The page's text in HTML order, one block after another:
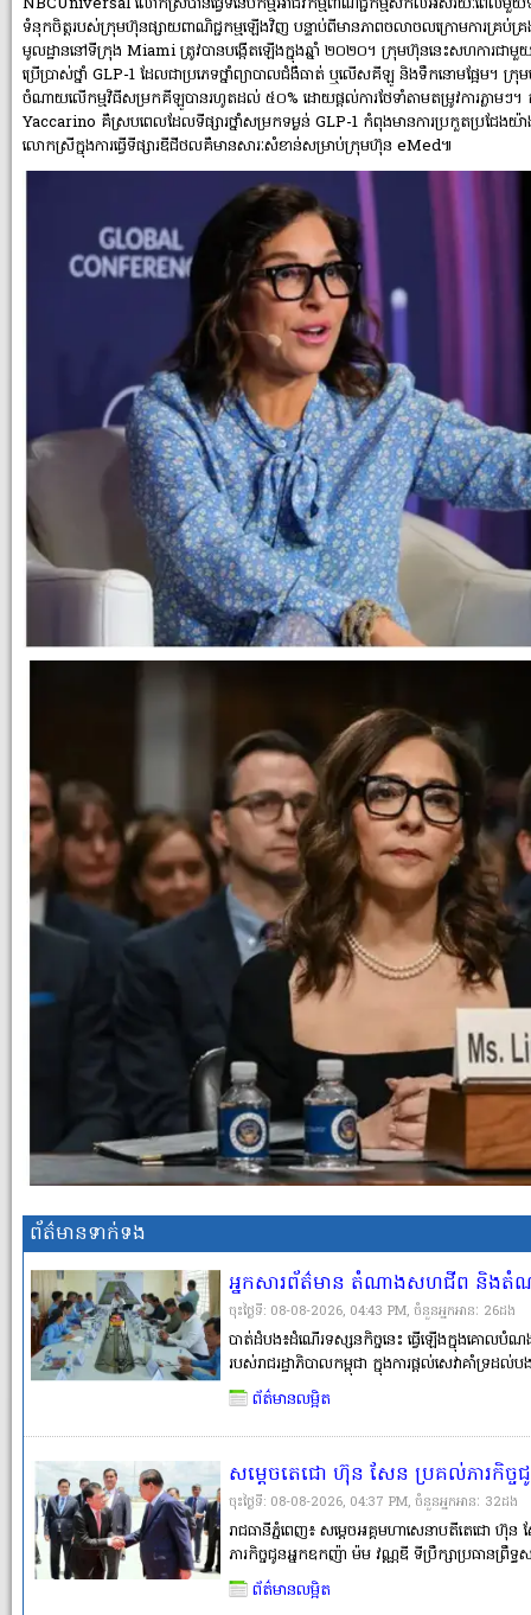
ទំនុកចិត្តរបស់ក្រុមហ៊ុនផ្សាយពាណិជ្ជកម្មឡើងវិញ បន្ទាប់ពីមានភាពចលាចលក្រោមការគ្
មូលដ្ឋាននៅទីក្រុង Miami ត្រូវបានបង្កើតឡើងក្នុងឆ្នាំ ២០២០។ ក្រុមហ៊ុននេះសហការជាមួ
ប្រើប្រាស់ថ្នាំ GLP-1 ដែលជាប្រភេទថ្នាំព្យាបាលជំងឺធាត់ ឬលើសគីឡូ និងទឹកនោមផ្អែម។ ក្រុ
ចំណាយលើកម្មវិធីសម្រកគីឡូបានរហូតដល់ ៥០% ដោយផ្ដល់ការថែទាំតាមតម្រូវការភ្លាម
Yaccarino គឺស្របពេលដែលទីផ្សារថ្នាំសម្រកទម្ងន់ GLP-1 កំពុងមានការប្រកួតប្រជែ
លោកស្រីក្នុងការធ្វើទីផ្សារឌីជីថលគឺមានសារៈសំខាន់សម្រាប់ក្រុមហ៊ុន eMed៕
ព័ត៌មានទាក់ទង
អ្នកសារព័ត៌មាន តំណាងសហជីព និងតំណ
នៅវិទ្យាស្ថានបច្ចេកវិទ្យាបាត់ដំបង ដើ
ជំនាញពីមុនរបស់បងប្អូនអតីតពលករ
ចុះថ្ងៃទី: 08-08-2026, 04:43 PM, ចំនួនអ្នកអានៈ​ 26ដង
បាត់ដំបង៖ដំណើរទស្សនកិច្ចនេះ ធ្វើឡើងក្នុងគោលបំ
របស់រាជរដ្ឋាភិបាលកម្ពុជា ក្នុងការផ្តល់សេវាគាំទ្រដ
ជំនាញពីមុន (RPL) ការផ្តល់ការបណ្តុះបណ្តាលបន្ថែម កា
ក្នុងស្រ�
ព័ត៌មានលម្អិត
សម្តេចតេជោ ហ៊ុន សែន ប្រគល់ភារកិច្
ជួសជុលអគារសិក្សាទាំងអស់ដែលជាអំ
ដែលមានសភាពចាស់ទ្រុឌទ្រោម
ចុះថ្ងៃទី: 08-08-2026, 04:37 PM, ចំនួនអ្នកអានៈ​ 32ដង
រាជធានីភ្នំពេញ៖ សម្តេចអគ្គមហាសេនាបតីតេជោ ហ៊ុ
ភារកិច្ចជូនអ្នកឧកញ៉ា ម៉ម វណ្ណឌី ទីប្រឹក្សាប្រធានព្
និវត្តជនកម្ពុជា ឱ្យទទួលបន្ទុកលើការជួសជុល និងស
ទ្រោម) នូវអគារសិក្សាទ�
ព័ត៌មានលម្អិត